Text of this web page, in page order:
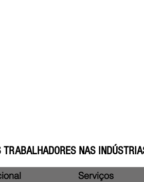
TRABALHADORES NAS
Serviços